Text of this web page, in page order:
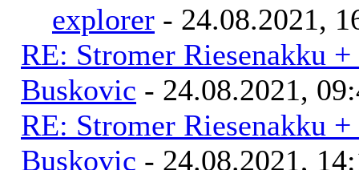
explorer - 24.08.2021,
RE: Stromer Riesenakku
Buskovic - 24.08.2021,
RE: Stromer Riesenakku
Buskovic - 24.08.2021,